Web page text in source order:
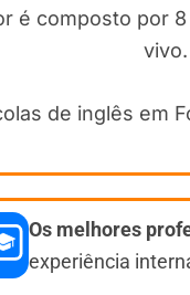
é composto por
vivo.
de inglês em
Os melhores
experiência